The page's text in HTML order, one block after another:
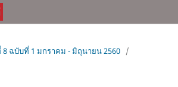
8 ฉบับที่ 1 มกราคม - มิถุนายน 2560 /